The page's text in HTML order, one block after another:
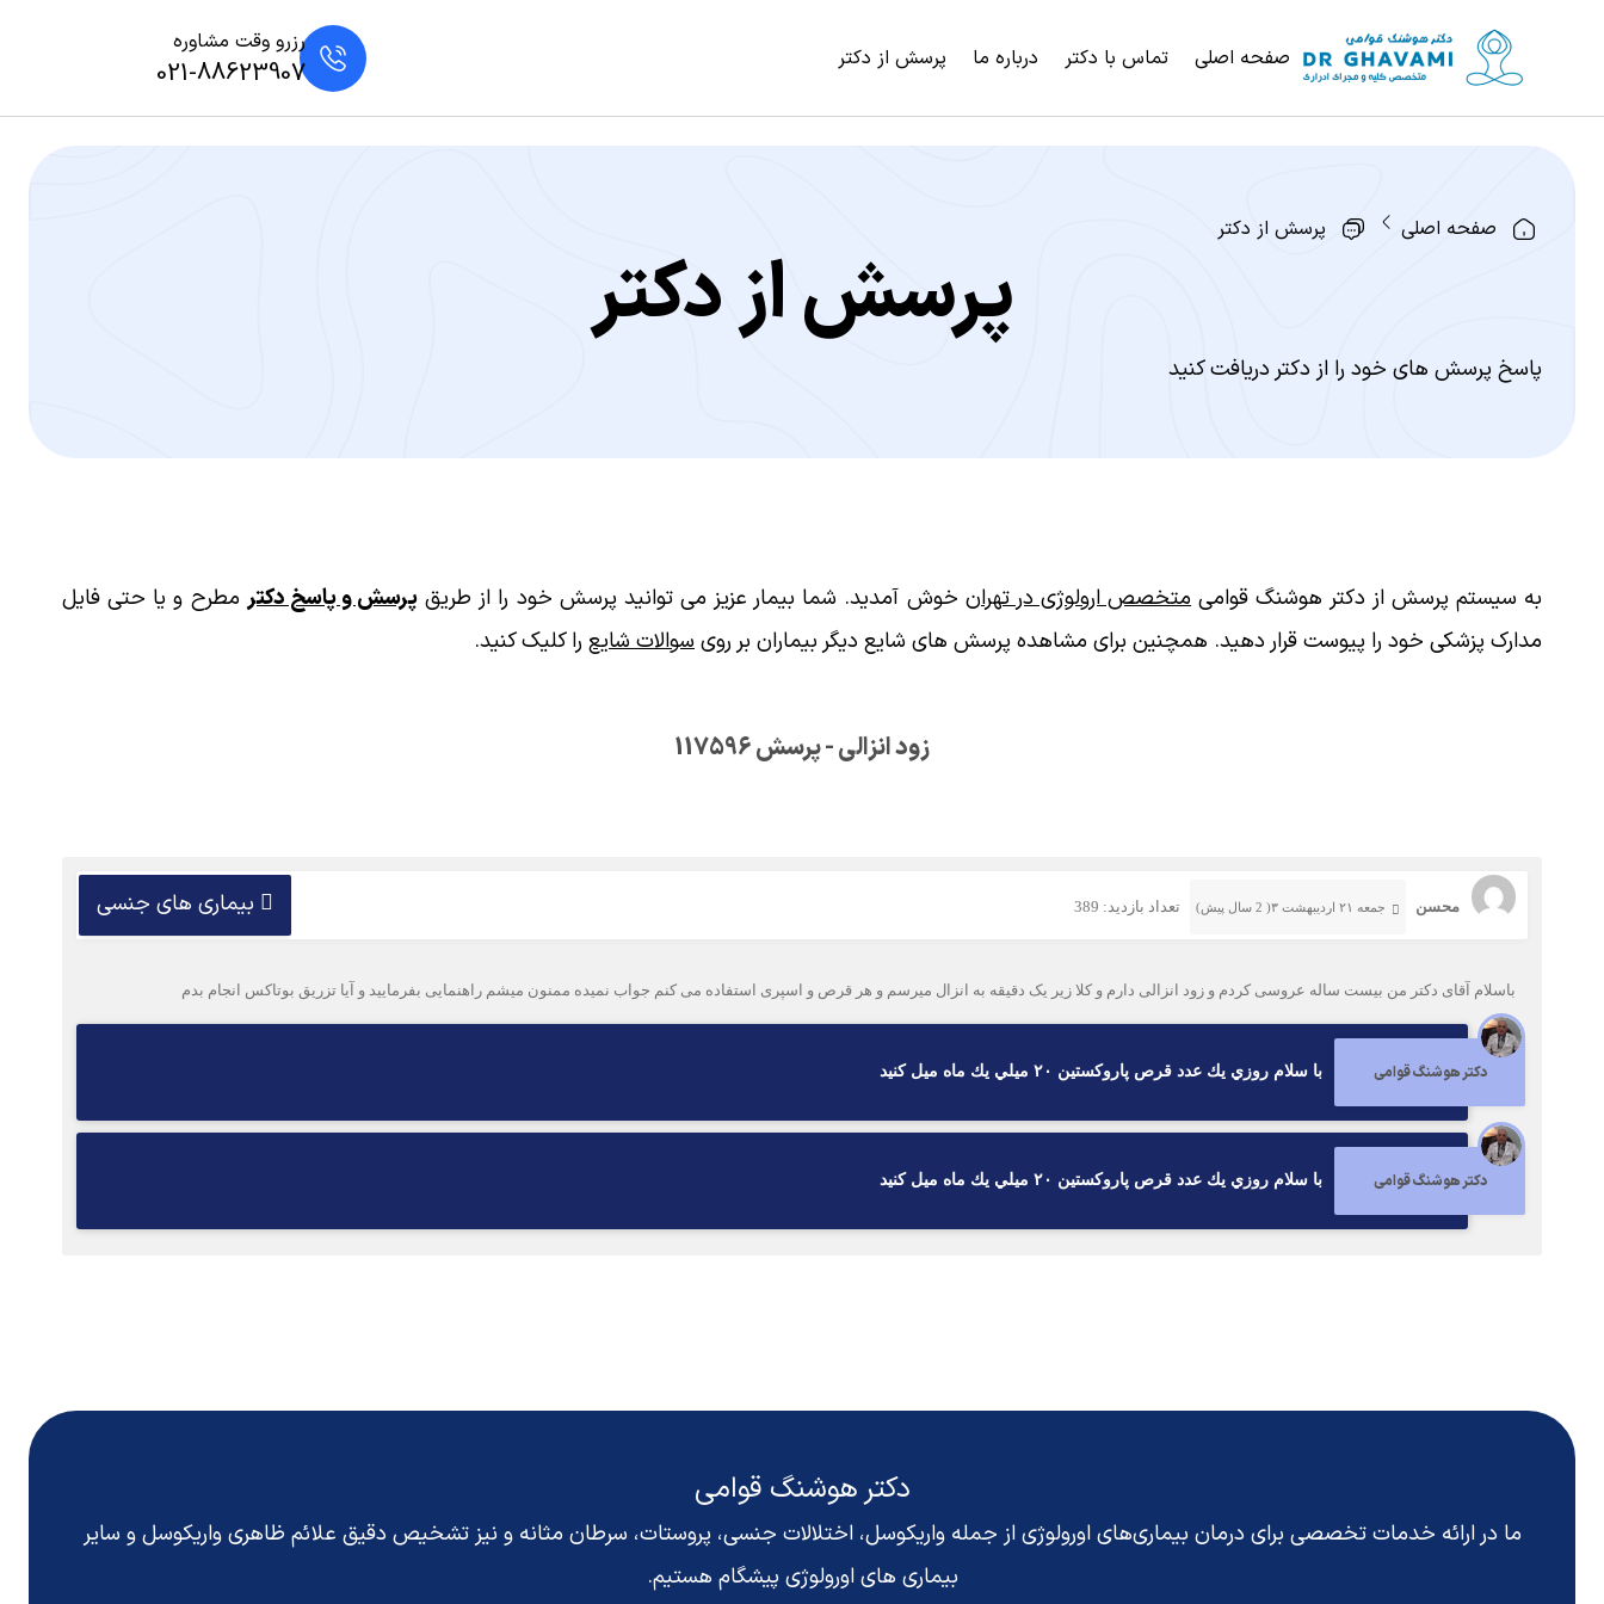
صفحه اصلی تماس با دکتر درباره ما پرسش از دکتر
رزرو وقت مشاوره
021-88623907
صفحه اصلی پرسش از دکتر
پرسش از دکتر
پاسخ پرسش های خود را از دکتر دریافت کنید
به سیستم پرسش از دکتر هوشنگ قوامیمتخصص ارولوژی در تهران خوش آمدید. شما بیمار عزیز می توانید پرسش خود را از طریق پرسش و پاسخ دکتر مطرح و یا حتی فایل
مدارک پزشکی خود را پیوست قرار دهید. همچنین برای مشاهده پرسش های شایع دیگر بیماران بر رویسوالات شایع را کلیک کنید.
زود انزالی - پرسش 117596
محسن جمعه ۲۱ اردیبهشت ۳( 2 سال پیش) تعداد بازدید: 389 بیماری های جنسی
باسلام آقای دکتر من بیست ساله عروسی کردم و زود انزالی دارم و کلا زیر یک دقیقه به انزال میرسم و هر قرص و اسپری استفاده می کنم جواب نمیده ممنون میشم راهنمایی بفرمایید و آیا تزریق بوتاکس انجام بدم
دکتر هوشنگ قوامی با سلام روزي يك عدد قرص پاروكستين ٢٠ ميلي يك ماه ميل كنيد
دکتر هوشنگ قوامی با سلام روزي يك عدد قرص پاروكستين ٢٠ ميلي يك ماه ميل كنيد
دکتر هوشنگ قوامی
ما در ارائه خدمات تخصصی برای درمان بیماری‌های اورولوژی از جمله واریکوسل، اختلالات جنسی، پروستات، سرطان مثانه و نیز تشخیص دقیق علائم ظاهری واریکوسلو سایر
بیماری های اورولوژی پیشگام هستیم.